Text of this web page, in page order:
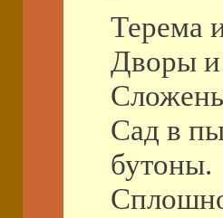
Терема
Дворы и
Сад в
бутоны.